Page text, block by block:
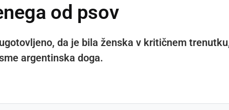
od psov
da je bila ženska v kritičnem
argentinska doga.